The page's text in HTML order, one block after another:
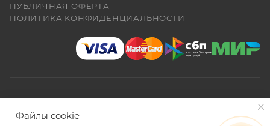
ПУБЛИЧНАЯ ОФЕРТА
ПОЛИТИКА КОНФИДЕНЦИАЛЬНОСТИ
Файлы cookie